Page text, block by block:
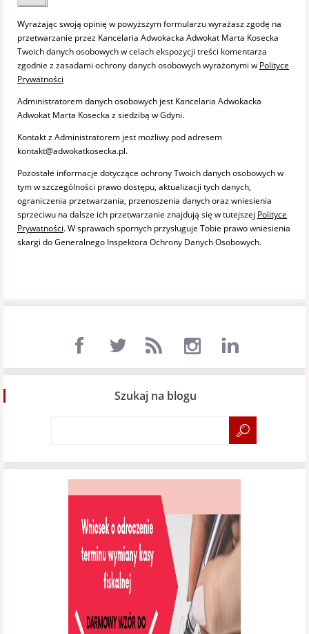
Wyrażając swoją opinię w powyższym formularzu wyrażasz zgodę na
przetwarzanie przez Kancelaria Adwokacka Adwokat Marta Kosecka
Twoich danych osobowych w celach ekspozycji treści komentarza
zgodnie z zasadami ochrony danych osobowych wyrażonymi w Polityce
Prywatności
Administratorem danych osobowych jest Kancelaria Adwokacka
Adwokat Marta Kosecka z siedzibą w Gdyni.
Kontakt z Administratorem jest możliwy pod adresem
kontakt@adwokatkosecka.pl.
Pozostałe informacje dotyczące ochrony Twoich danych osobowych w
tym w szczególności prawo dostępu, aktualizacji tych danych,
ograniczenia przetwarzania, przenoszenia danych oraz wniesienia
sprzeciwu na dalsze ich przetwarzanie znajdują się w tutejszej Polityce
Prywatności. W sprawach spornych przysługuje Tobie prawo wniesienia
skargi do Generalnego Inspektora Ochrony Danych Osobowych.
Szukaj na blogu